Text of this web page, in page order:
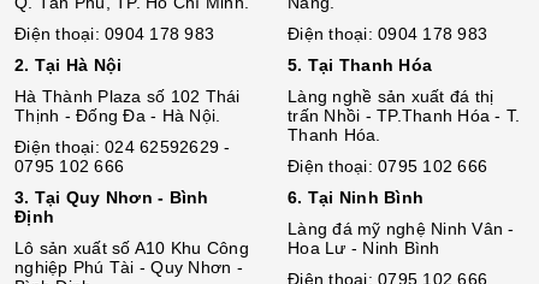
Điện thoại: 0904 178 983
2. Tại Hà Nội
Hà Thành Plaza số 102 Thái
Thịnh - Đống Đa - Hà Nội.
Điện thoại: 024 62592629 -
0795 102 666
3. Tại Quy Nhơn - Bình
Định
Lô sản xuất số A10 Khu Công
nghiệp Phú Tài - Quy Nhơn -
Điện thoại: 0904 178 983
5. Tại Thanh Hóa
Làng nghề sản xuất đá thị
trấn Nhồi - TP.Thanh Hóa - T.
Thanh Hóa.
Điện thoại: 0795 102 666
6. Tại Ninh Bình
Làng đá mỹ nghệ Ninh Vân -
Hoa Lư - Ninh Bình
Điện thoại: 0795 102 666